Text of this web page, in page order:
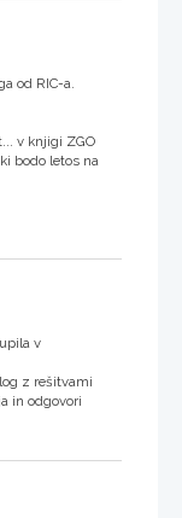
od RIC-a.
v knjigi ZGO
bodo letos na
v
z rešitvami
in odgovori